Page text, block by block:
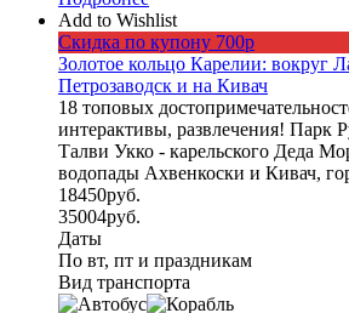
Add to Wishlist
Скидка по купону 700р
Золотое кольцо Карелии: вокруг
Петрозаводск и на Кивач
18 топовых
интерактивы, развлечения! Парк
Талви Укко - карельского Деда
водопады Ахвенкоски и Кивач,
18450руб.
35004руб.
Даты
По вт, пт и праздникам
Вид транспорта